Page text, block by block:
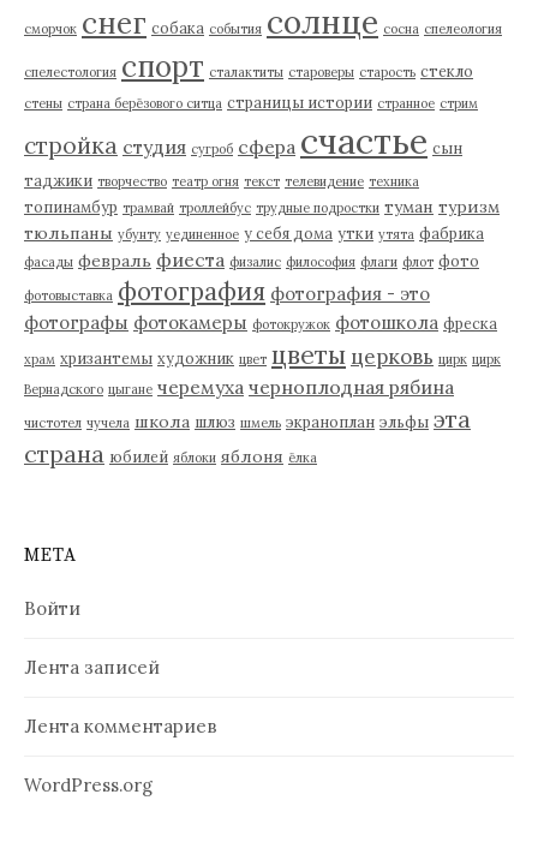
сморчок снег собака события солнце сосна спелеология
спелестология спорт сталактиты староверы старость стекло
стены страна берёзового ситца страницы истории странное стрим
стройка студия сугроб сфера счастье сын
таджики творчество театр огня текст телевидение техника
топинамбур трамвай троллейбус трудные подростки туман туризм
тюльпаны убунту уединенное у себя дома утки утята фабрика
фасады февраль фиеста физалис философия флаги флот фото
фотовыставка фотография фотография - это
фотографы фотокамеры фотокружок фотошкола фреска
храм хризантемы художник цвет цветы церковь цирк цирк
Вернадского цыгане черемуха черноплодная рябина
чистотел чучела школа шлюз шмель экраноплан эльфы эта
страна юбилей яблоки яблоня ёлка
МЕТА
Войти
Лента записей
Лента комментариев
WordPress.org